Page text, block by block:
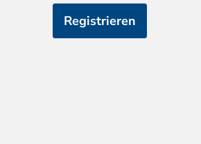
Registrieren